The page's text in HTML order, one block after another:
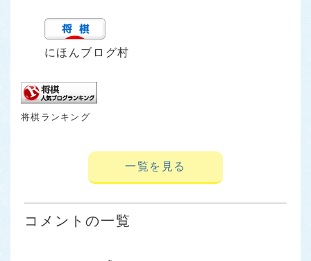
にほんブログ村
将棋ランキング
一覧を見る
コメントの一覧